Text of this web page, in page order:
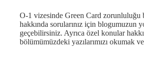
O-1 vizesinde Green Card
hakkında sorularınız için blogumuzun
geçebilirsiniz. Ayrıca özel konular
bölümümüzdeki yazılarımızı okumak